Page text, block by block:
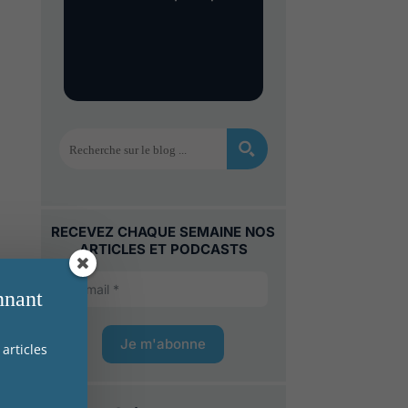
?
RECEVEZ CHAQUE SEMAINE NOS
ARTICLES ET PODCASTS
Je m'abonne
articles